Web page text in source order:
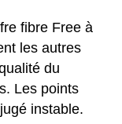
fibre Free à
les autres
du
Les points
instable.